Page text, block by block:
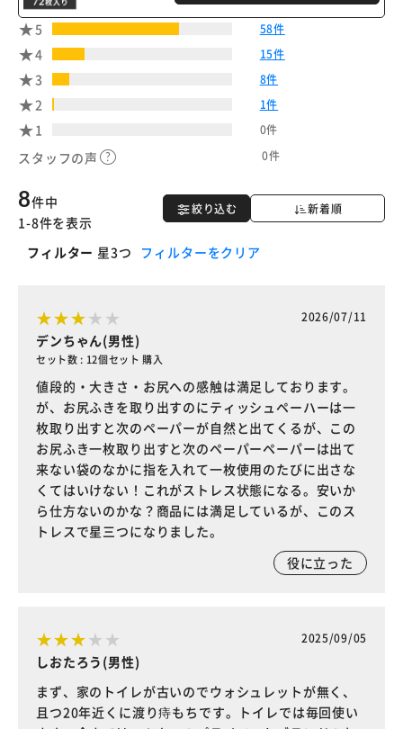
5 58件
4 15件
3 8件
2 1件
1 0件
スタッフの声 0件
絞り込む 新着順
8件中
1-8件を表示
フィルター 星3つ フィルターをクリア
2026/07/11
デンちゃん(男性)
セット数 : 12個セット 購入
値段的・大きさ・お尻への感触は満足しております。
が、お尻ふきを取り出すのにティッシュペーハーは一
枚取り出すと次のペーパーが自然と出てくるが、この
お尻ふき一枚取り出すと次のペーパーペーパーは出て
来ない袋のなかに指を入れて一枚使用のたびに出さな
くてはいけない！これがストレス状態になる。安いか
ら仕方ないのかな？商品には満足しているが、このス
トレスで星三つになりました。
役に立った
2025/09/05
しおたろう(男性)
まず、家のトイレが古いのでウォシュレットが無く、
且つ20年近くに渡り痔もちです。トイレでは毎回使い